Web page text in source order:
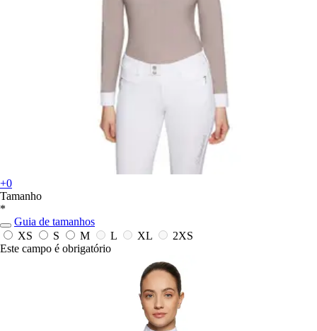
+0
Tamanho
*
Guia de tamanhos
XS
S M L XL
2XS
Este campo é obrigatório